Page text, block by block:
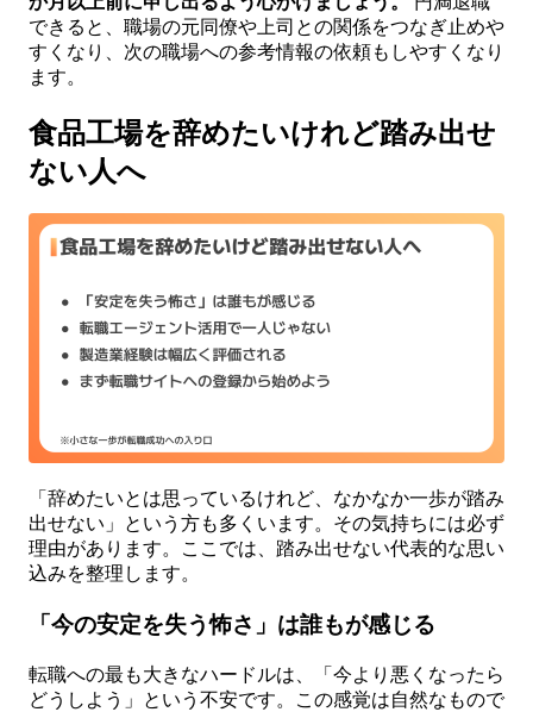
できると、職場の元同僚や上司との関係をつなぎ止めや
すくなり、次の職場への参考情報の依頼もしやすくなり
ます。
食品工場を辞めたいけれど踏み出せ
ない人へ
「辞めたいとは思っているけれど、なかなか一歩が踏み
出せない」という方も多くいます。その気持ちには必ず
理由があります。ここでは、踏み出せない代表的な思い
込みを整理します。
「今の安定を失う怖さ」は誰もが感じる
転職への最も大きなハードルは、「今より悪くなったら
どうしよう」という不安です。この感覚は自然なもので